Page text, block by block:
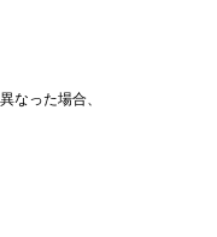
なった場合、